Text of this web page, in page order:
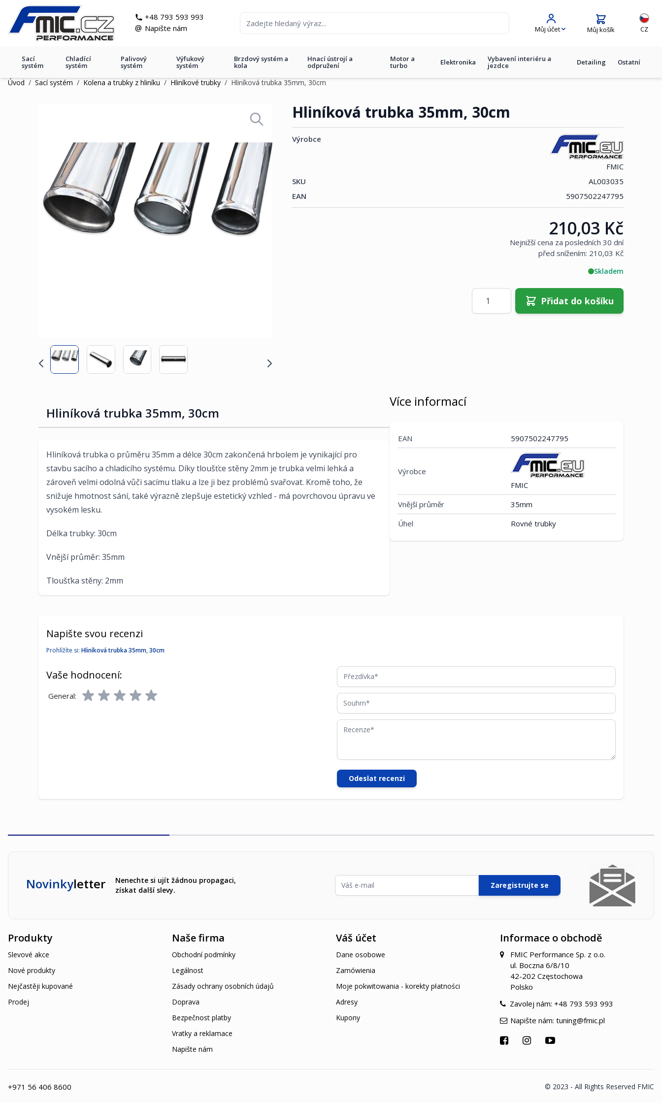
Přejít na obsah
+48 793 593 993
@ Napište nám Můj účet Můj košík
Jazyk
CZ
Sací
systém
Chladící
systém
Palivový
systém
Výfukový
systém
Brzdový systém a
kola
Hnací ústrojí a
odpružení
Motor a
turbo Elektronika Vybavení interiéru a
jezdce Detailing Ostatní
Úvod / Sací systém / Kolena a trubky z hliníku / Hliníkové trubky / Hliníková trubka 35mm, 30cm
Hliníková trubka 35mm, 30cm
Výrobce
FMIC
SKU
AL003035
EAN
5907502247795
Cena:
210,03 Kč
Nejnižší cena za posledních 30 dní
před snížením: 210,03 Kč
Skladem
Množství
Přidat do košíku
Hliníková trubka 35mm, 30cm
Hliníková trubka o průměru 35mm a délce 30cm zakončená hrbolem je vynikající pro
stavbu sacího a chladicího systému. Díky tloušťce stěny 2mm je trubka velmi lehká a
zároveň velmi odolná vůči sacímu tlaku a lze ji bez problémů svařovat. Kromě toho, že
snižuje hmotnost sání, také výrazně zlepšuje estetický vzhled - má povrchovou úpravu ve
vysokém lesku.
Délka trubky: 30cm
Vnější průměr: 35mm
Tloušťka stěny: 2mm
Více informací
EAN 5907502247795
Výrobce
FMIC
Vnější průměr
35mm
Úhel
Rovné trubky
Napište svou recenzi
Prohlížíte si: Hliníková trubka 35mm, 30cm
Vaše hodnocení:
General:
Přezdívka
Souhrn
Recenze
Odeslat recenzi
Novinkyletter
Nenechte si ujít žádnou propagaci,
získat další slevy.
E-mailová adresa
Zaregistrujte se
Informace o obchodě
FMIC Performance Sp. z o.o.
ul. Boczna 6/8/10
42-202 Częstochowa
Polsko
Zavolej nám: +48 793 593 993
Napište nám: tuning@fmic.pl
Produkty
Slevové akce
Nové produkty
Nejčastěji kupované
Prodej
Naše firma
Obchodní podmínky
Legálnost
Zásady ochrany osobních údajů
Doprava
Bezpečnost platby
Vratky a reklamace
Napište nám
Váš účet
Dane osobowe
Zamówienia
Moje pokwitowania - korekty płatności
Adresy
Kupony
+971 56 406 8600 © 2023 - All Rights Reserved FMIC